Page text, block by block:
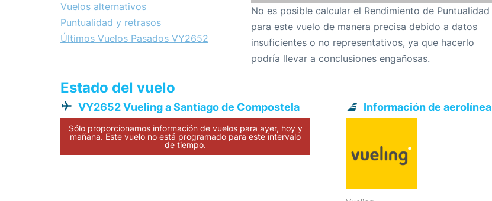
Vuelos alternativos
Puntualidad y retrasos
Últimos Vuelos Pasados VY2652
No es posible calcular el Rendimiento de Puntualidad
para este vuelo de manera precisa debido a datos
insuficientes o no representativos, ya que hacerlo
podría llevar a conclusiones engañosas.
Estado del vuelo
VY2652 Vueling a Santiago de Compostela
Sólo proporcionamos información de vuelos para ayer, hoy y
mañana. Este vuelo no está programado para este intervalo
de tiempo.
Información de aerolínea